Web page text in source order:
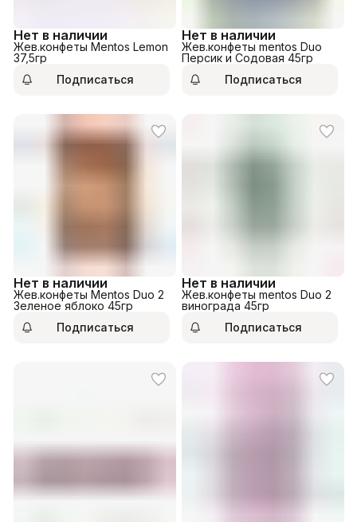
Нет в наличии
Жев.конфеты Mentos Lemon
37,5гр
Подписаться
Нет в наличии
Жев.конфеты mentos Duo
Персик и Содовая 45гр
Подписаться
Нет в наличии
Жев.конфеты Mentos Duo 2
Зеленое яблоко 45гр
Подписаться
Нет в наличии
Жев.конфеты mentos Duo 2
винограда 45гр
Подписаться